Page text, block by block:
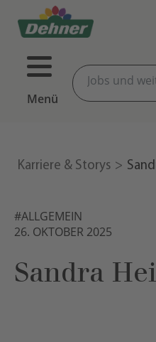
Menü
Karriere & Storys
#ALLGEMEIN
26. OKTOBER 2025
Sandra